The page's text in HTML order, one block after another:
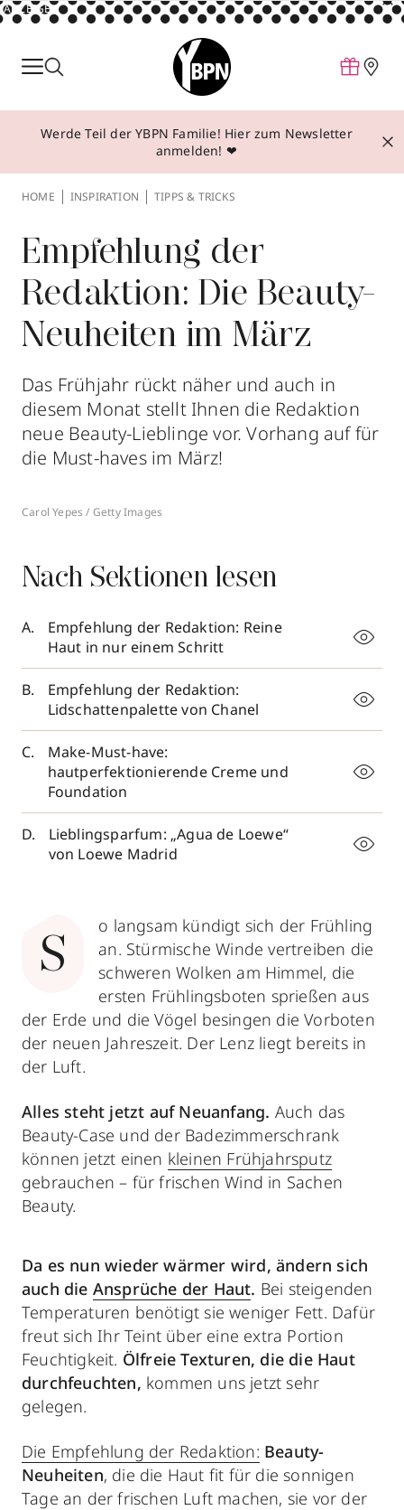
ANZEIGE
Parfum
Make-up
Behandlungen
Über YBPN
Aktionen
Storefinder
Werde Teil der YBPN Familie! Hier zum Newsletter
anmelden! ❤
HOME INSPIRATION TIPPS & TRICKS
Empfehlung der
Redaktion: Die Beauty-
Neuheiten im März
Das Frühjahr rückt näher und auch in
diesem Monat stellt Ihnen die Redaktion
neue Beauty-Lieblinge vor. Vorhang auf für
die Must-haves im März!
Carol Yepes / Getty Images
Nach Sektionen lesen
Empfehlung der Redaktion: Reine
Haut in nur einem Schritt
Empfehlung der Redaktion:
Lidschattenpalette von Chanel
Make-Must-have:
hautperfektionierende Creme und
Foundation
Lieblingsparfum: „Agua de Loewe“
von Loewe Madrid
S
o langsam kündigt sich der Frühling
an. Stürmische Winde vertreiben die
schweren Wolken am Himmel, die
ersten Frühlingsboten sprießen aus
der Erde und die Vögel besingen die Vorboten
der neuen Jahreszeit. Der Lenz liegt bereits in
der Luft.
Alles steht jetzt auf Neuanfang. Auch das
Beauty-Case und der Badezimmerschrank
können jetzt einen kleinen Frühjahrsputz
gebrauchen – für frischen Wind in Sachen
Beauty.
Da es nun wieder wärmer wird, ändern sich
auch die Ansprüche der Haut. Bei steigenden
Temperaturen benötigt sie weniger Fett. Dafür
freut sich Ihr Teint über eine extra Portion
Feuchtigkeit. Ölfreie Texturen, die die Haut
durchfeuchten, kommen uns jetzt sehr
gelegen.
Die Empfehlung der Redaktion: Beauty-
Neuheiten, die die Haut fit für die sonnigen
Tage an der frischen Luft machen, sie vor der